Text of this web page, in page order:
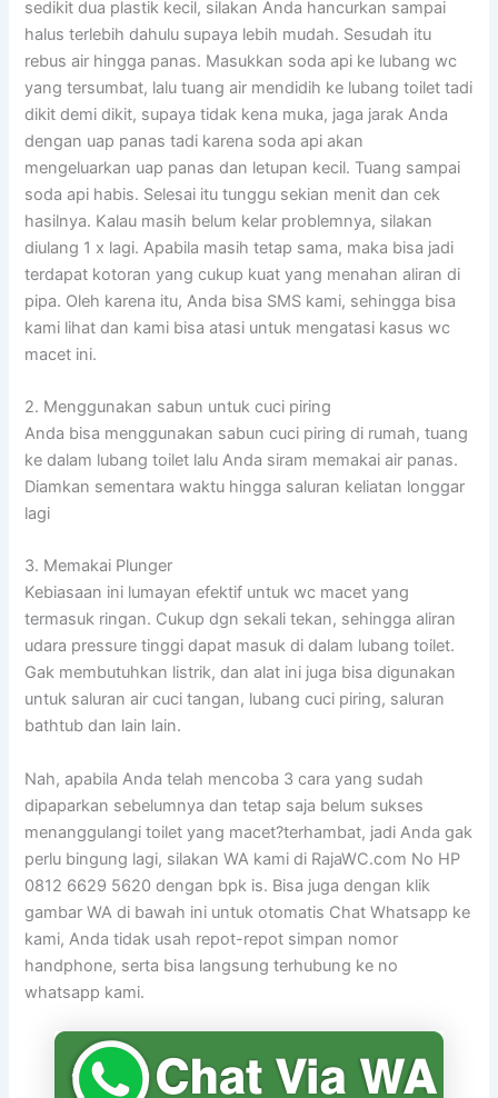
sedikit dua plastik kecil, silakan Anda hancurkan sampai
halus terlebih dahulu supaya lebih mudah. Sesudah itu
rebus air hingga panas. Masukkan soda api ke lubang wc
yang tersumbat, lalu tuang air mendidih ke lubang toilet tadi
dikit demi dikit, supaya tidak kena muka, jaga jarak Anda
dengan uap panas tadi karena soda api akan
mengeluarkan uap panas dan letupan kecil. Tuang sampai
soda api habis. Selesai itu tunggu sekian menit dan cek
hasilnya. Kalau masih belum kelar problemnya, silakan
diulang 1 x lagi. Apabila masih tetap sama, maka bisa jadi
terdapat kotoran yang cukup kuat yang menahan aliran di
pipa. Oleh karena itu, Anda bisa SMS kami, sehingga bisa
kami lihat dan kami bisa atasi untuk mengatasi kasus wc
macet ini.
2. Menggunakan sabun untuk cuci piring
Anda bisa menggunakan sabun cuci piring di rumah, tuang
ke dalam lubang toilet lalu Anda siram memakai air panas.
Diamkan sementara waktu hingga saluran keliatan longgar
lagi
3. Memakai Plunger
Kebiasaan ini lumayan efektif untuk wc macet yang
termasuk ringan. Cukup dgn sekali tekan, sehingga aliran
udara pressure tinggi dapat masuk di dalam lubang toilet.
Gak membutuhkan listrik, dan alat ini juga bisa digunakan
untuk saluran air cuci tangan, lubang cuci piring, saluran
bathtub dan lain lain.
Nah, apabila Anda telah mencoba 3 cara yang sudah
dipaparkan sebelumnya dan tetap saja belum sukses
menanggulangi toilet yang macet?terhambat, jadi Anda gak
perlu bingung lagi, silakan WA kami di RajaWC.com No HP
0812 6629 5620 dengan bpk is. Bisa juga dengan klik
gambar WA di bawah ini untuk otomatis Chat Whatsapp ke
kami, Anda tidak usah repot-repot simpan nomor
handphone, serta bisa langsung terhubung ke no
whatsapp kami.